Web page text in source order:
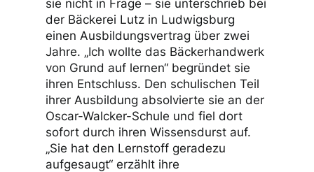
sie nicht in Frage – sie unterschrieb bei
der Bäckerei Lutz in Ludwigsburg
einen Ausbildungsvertrag über zwei
Jahre. „Ich wollte das Bäckerhandwerk
von Grund auf lernen“ begründet sie
ihren Entschluss. Den schulischen Teil
ihrer Ausbildung absolvierte sie an der
Oscar-Walcker-Schule und fiel dort
sofort durch ihren Wissensdurst auf.
„Sie hat den Lernstoff geradezu
aufgesaugt“ erzählt ihre